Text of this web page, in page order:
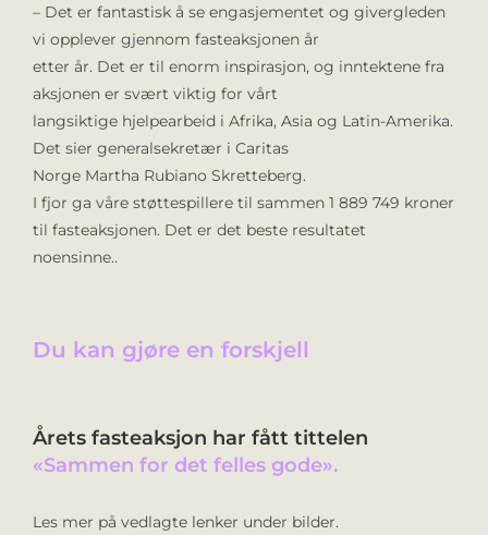
– Det er fantastisk å se engasjementet og givergleden
vi opplever gjennom fasteaksjonen år
etter år. Det er til enorm inspirasjon, og inntektene fra
aksjonen er svært viktig for vårt
langsiktige hjelpearbeid i Afrika, Asia og Latin-Amerika.
Det sier generalsekretær i Caritas
Norge Martha Rubiano Skretteberg.
I fjor ga våre støttespillere til sammen 1 889 749 kroner
til fasteaksjonen. Det er det beste resultatet
noensinne..
Du kan gjøre en forskjell
Årets fasteaksjon har fått tittelen
«Sammen for det felles gode».
Les mer på vedlagte lenker under bilder.